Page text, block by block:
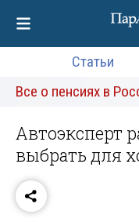
Статьи
Все о пенсиях в
Автоэксперт
выбрать для